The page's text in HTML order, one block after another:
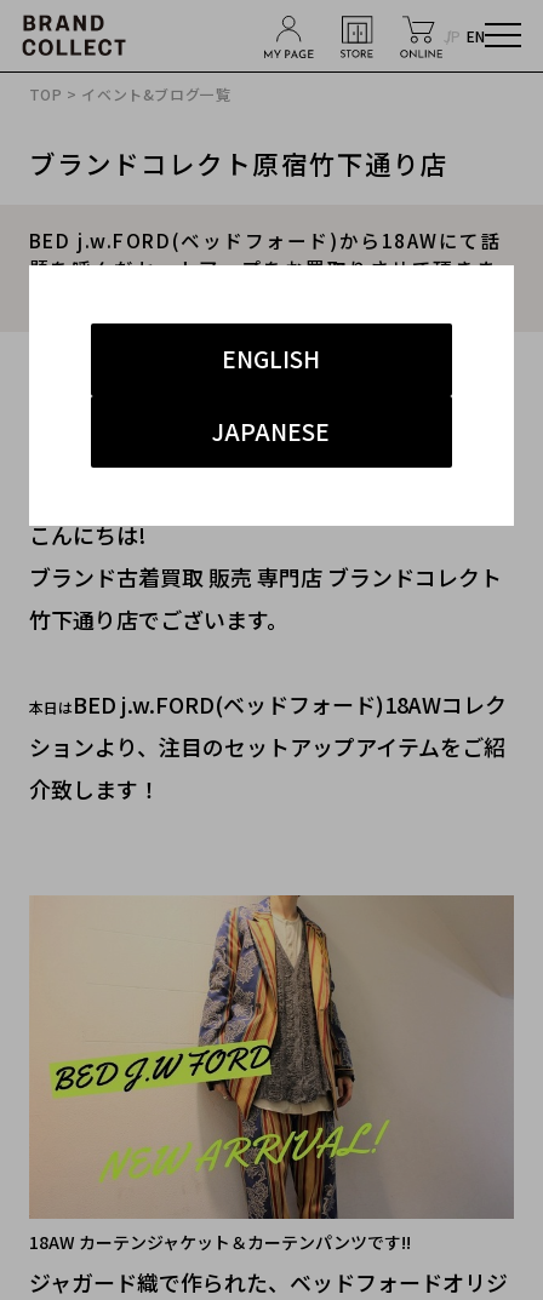
JP EN
ENGLISH
JAPANESE
TOP > イベント&ブログ一覧
ブランドコレクト原宿竹下通り店
BED j.w.FORD(ベッドフォード)から18AWにて話
題を呼んだセットアップをお買取りさせて頂きま
#second hand shop
こんにちは!
ブランド古着買取 販売 専門店 ブランドコレクト
竹下通り店でございます。
本日はBED j.w.FORD(ベッドフォード)18AWコレク
ションより、注目のセットアップアイテムをご紹
介致します！
18AW カーテンジャケット＆カーテンパンツです!!
ジャガード織で作られた、ベッドフォードオリジ